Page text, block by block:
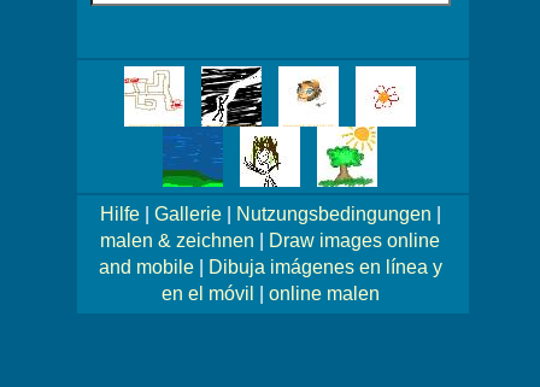
auf's
Mehr
Bilder!
Hilfe| Gallerie| Nutzungsbedingungen
malen & zeichnen
Draw images online
and mobile|
Dibuja imágenes en línea y
en el móvil
online malen